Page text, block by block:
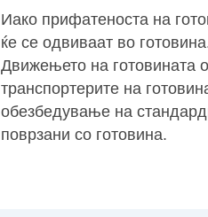
Иако прифатеноста на
ќе се одвиваат во
Движењето на готовината
транспортерите на
обезбедување на
поврзани со готовина.